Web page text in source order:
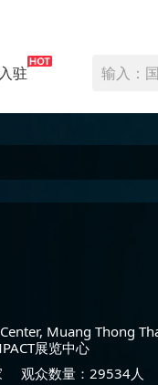
驻 输入：
Muang Thong
展览中心
观众数量：29534人